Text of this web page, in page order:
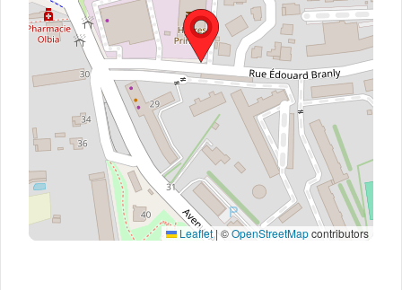
Leaflet | ©OpenStreetMapcontributors